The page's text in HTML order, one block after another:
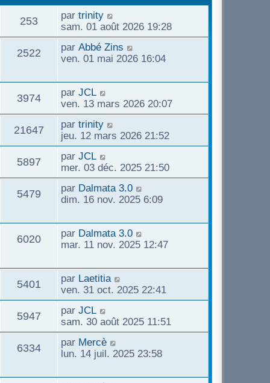
253V
D
e
r
n
i
r
m
e
s
s
a
g
e
par trinity
sam. 01 août 2026 19:28
2522
e
D
e
n
i
e
r
m
e
s
s
a
g
e
par Abbé Zins
ven. 01 mai 2026 16:04
3974V
e
D
e
r
n
i
e
r
m
s
s
g
e
par JCL
ven. 13 mars 2026 20:07
21647
e
D
e
r
n
i
e
r
m
s
s
a
e
par trinity
jeu. 12 mars 2026 21:52
5897
D
e
r
n
i
r
m
e
s
a
g
e
par JCL
mer. 03 déc. 2025 21:50
5479
e
D
e
n
i
e
m
e
s
s
a
g
e
par Dalmata 3.0
dim. 16 nov. 2025 6:09
6020V
D
e
n
i
e
r
m
e
s
s
a
par Dalmata 3.0
mar. 11 nov. 2025 12:47
5401
e
s
D
e
r
n
i
e
r
m
s
par Laetitia
ven. 31 oct. 2025 22:41
5947
D
e
r
n
i
r
par JCL
sam. 30 août 2025 11:51
6334V
D
e
n
par Mercè
lun. 14 juil. 2025 23:58